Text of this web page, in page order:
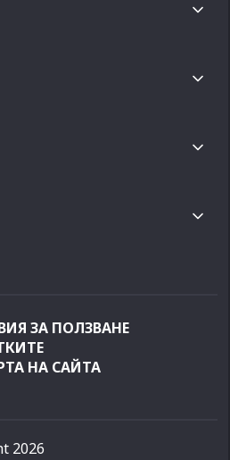
ЗА ПОЛЗВАНЕ
НА САЙТА
2026